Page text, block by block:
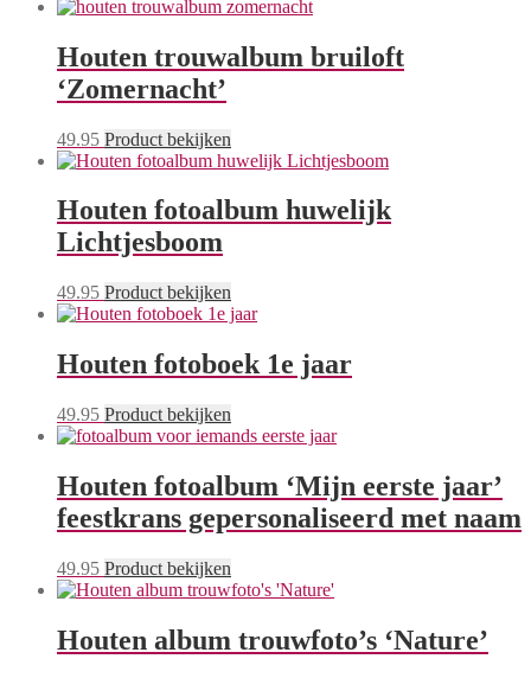
Houten trouwalbum bruiloft
‘Zomernacht’
49.95 Product bekijken
Houten fotoalbum huwelijk
Lichtjesboom
49.95 Product bekijken
Houten fotoboek 1e jaar
49.95 Product bekijken
Houten fotoalbum ‘Mijn eerste jaar’
feestkrans gepersonaliseerd met naam
49.95 Product bekijken
Houten album trouwfoto’s ‘Nature’